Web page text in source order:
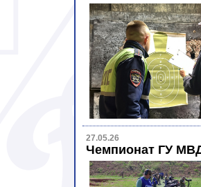
27.05.26
Чемпионат ГУ